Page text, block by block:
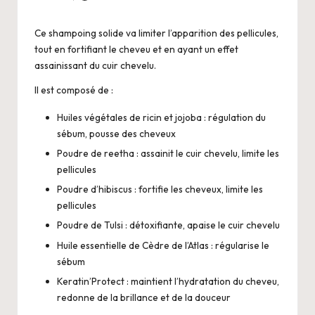
o
Ce shampoing solide va limiter l’apparition des pellicules,
tout en fortifiant le cheveu et en ayant un effet
assainissant du cuir chevelu.
Il est composé de :
Huiles végétales de ricin et jojoba : régulation du
sébum, pousse des cheveux
Poudre de reetha : assainit le cuir chevelu, limite les
pellicules
Poudre d’hibiscus : fortifie les cheveux, limite les
pellicules
Poudre de Tulsi : détoxifiante, apaise le cuir chevelu
Huile essentielle de Cèdre de l’Atlas : régularise le
sébum
Keratin’Protect : maintient l’hydratation du cheveu,
redonne de la brillance et de la douceur